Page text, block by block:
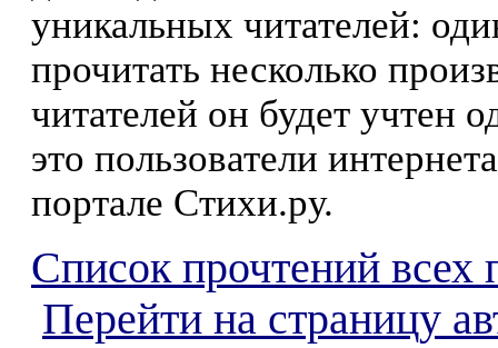
уникальных читателей:
прочитать несколько
читателей он будет учтен
это пользователи
портале Стихи.ру.
Список прочтений всех
Перейти на страницу